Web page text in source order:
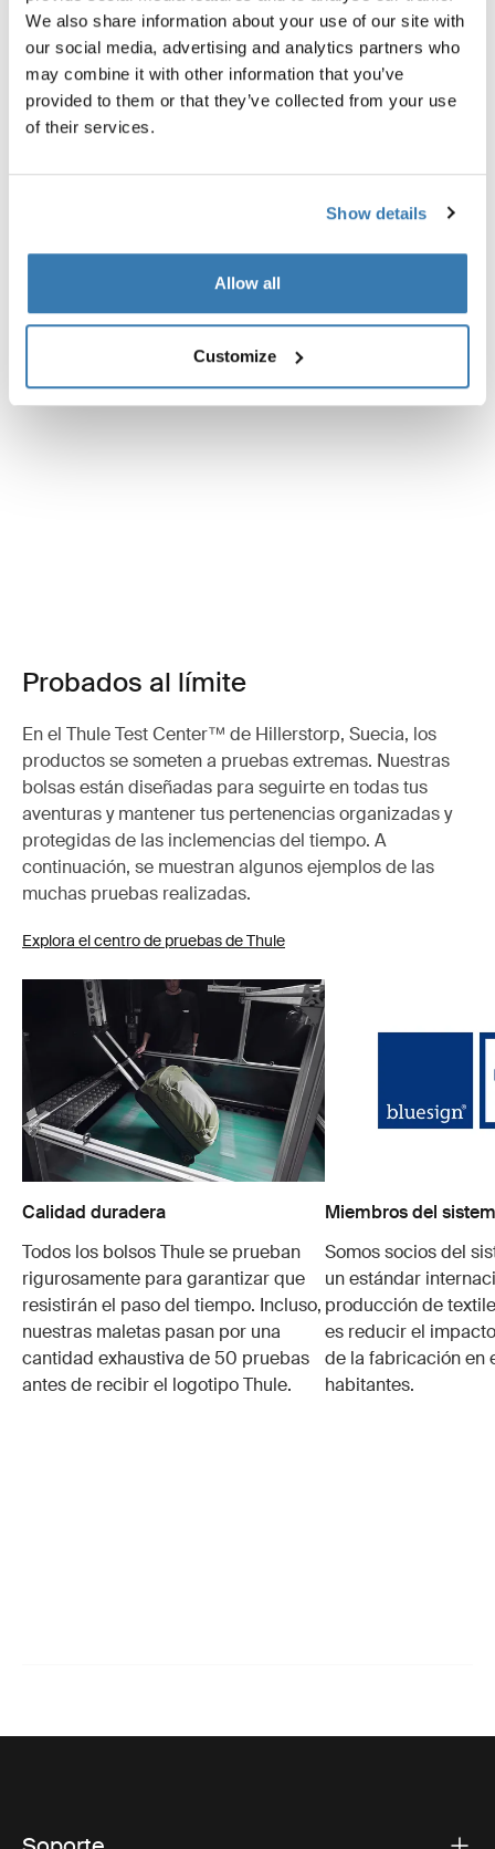
We also share information about your use of our site with
our social media, advertising and analytics partners who
may combine it with other information that you’ve
provided to them or that they’ve collected from your use
of their services.
Show details
Allow all
Customize
Probados al límite
En el Thule Test Center™ de Hillerstorp, Suecia, los
productos se someten a pruebas extremas. Nuestras
bolsas están diseñadas para seguirte en todas tus
aventuras y mantener tus pertenencias organizadas y
protegidas de las inclemencias del tiempo. A
continuación, se muestran algunos ejemplos de las
muchas pruebas realizadas.
Explora el centro de pruebas de Thule
Calidad duradera
Todos los bolsos Thule se prueban
rigurosamente para garantizar que
resistirán el paso del tiempo. Incluso,
nuestras maletas pasan por una
cantidad exhaustiva de 50 pruebas
antes de recibir el logotipo Thule.
Miembros del
Somos socios del
un estándar
producción de
es reducir el
de la fabricación en
habitantes.